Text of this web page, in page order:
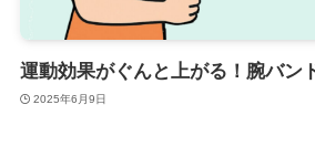
運動効果がぐんと上がる！腕バン
2025年6月9日